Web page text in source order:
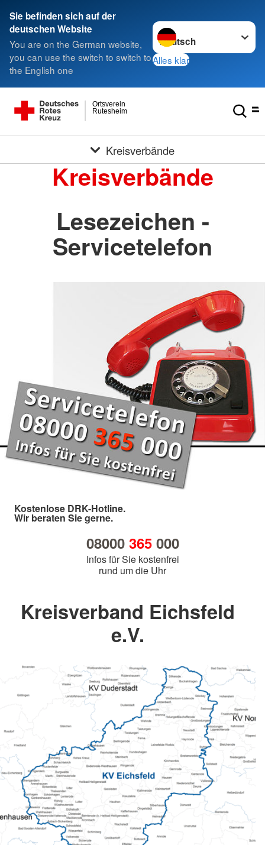
Sie befinden sich auf der
deutschen Website
You are on the German website,
you can use the switch to switch to
the English one
Sprache wechseln zu
Alles klar
Rutesheim
Ortsverein
Kreisverbände
Kreisverbände
Lesezeichen -
Servicetelefon
Kostenlose DRK-Hotline.
Wir beraten Sie gerne.
08000 365000
Infos für Sie kostenfrei
rund um die Uhr
Kreisverband Eichsfeld
e.V.